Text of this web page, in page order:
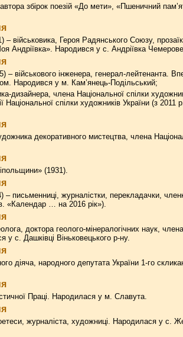
збірок поезій «До мети», «Пшеничний
військовика, Героя Радянського Союзу,
Андріївка». Народився у с. Андріївка
– військового інженера, генерал-лейтенанта.
Народився у м. Кам’янець-Подільський;
члена Національної спілки
Національної спілки художників України (з 2011
декоративного мистецтва, члена
(1931).
письменниці, журналістки, перекладачки,
«Календар … на 2016 рік»).
доктора геолого-мінералогічних наук,
с. Дашківці Віньковецького р-ну.
діяча, народного депутата України 1-го
Праці. Народилася у м. Славута.
журналіста, художниці. Народилася у с.